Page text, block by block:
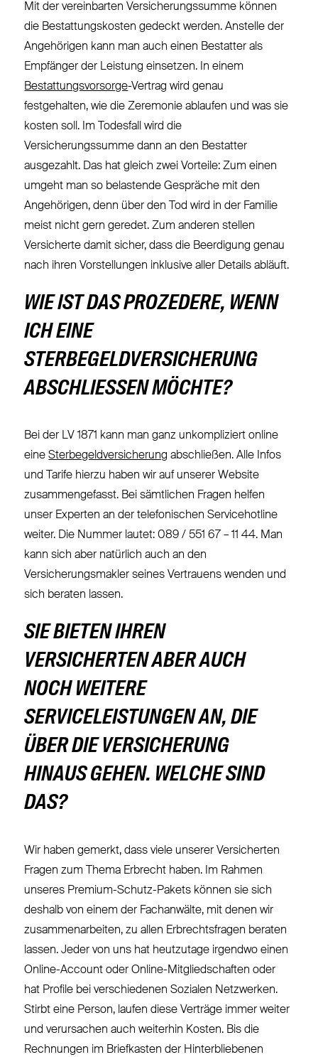
Mit der vereinbarten Versicherungssumme können
die Bestattungskosten gedeckt werden. Anstelle der
Angehörigen kann man auch einen Bestatter als
Empfänger der Leistung einsetzen. In einem
Bestattungsvorsorge-Vertrag wird genau
festgehalten, wie die Zeremonie ablaufen und was sie
kosten soll. Im Todesfall wird die
Versicherungssumme dann an den Bestatter
ausgezahlt. Das hat gleich zwei Vorteile: Zum einen
umgeht man so belastende Gespräche mit den
Angehörigen, denn über den Tod wird in der Familie
meist nicht gern geredet. Zum anderen stellen
Versicherte damit sicher, dass die Beerdigung genau
nach ihren Vorstellungen inklusive aller Details abläuft.
WIE IST DAS PROZEDERE, WENN
ICH EINE
STERBEGELDVERSICHERUNG
ABSCHLIESSEN MÖCHTE?
Bei der LV 1871 kann man ganz unkompliziert online
eineSterbegeldversicherung abschließen. Alle Infos
und Tarife hierzu haben wir auf unserer Website
zusammengefasst. Bei sämtlichen Fragen helfen
unser Experten an der telefonischen Servicehotline
weiter. Die Nummer lautet: 089 / 551 67 – 11 44. Man
kann sich aber natürlich auch an den
Versicherungsmakler seines Vertrauens wenden und
sich beraten lassen.
SIE BIETEN IHREN
VERSICHERTEN ABER AUCH
NOCH WEITERE
SERVICELEISTUNGEN AN, DIE
ÜBER DIE VERSICHERUNG
HINAUS GEHEN. WELCHE SIND
DAS?
Wir haben gemerkt, dass viele unserer Versicherten
Fragen zum Thema Erbrecht haben. Im Rahmen
unseres Premium-Schutz-Pakets können sie sich
deshalb von einem der Fachanwälte, mit denen wir
zusammenarbeiten, zu allen Erbrechtsfragen beraten
lassen. Jeder von uns hat heutzutage irgendwo einen
Online-Account oder Online-Mitgliedschaften oder
hat Profile bei verschiedenen Sozialen Netzwerken.
Stirbt eine Person, laufen diese Verträge immer weiter
und verursachen auch weiterhin Kosten. Bis die
Rechnungen im Briefkasten der Hinterbliebenen